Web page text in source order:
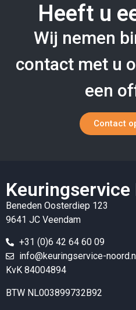
Heeft u
Wij nemen
contact met u
een
Contact
Keuringservice
Beneden Oosterdiep 123
9641 JC Veendam
+31 (0)6 42 64 60 09
info@keuringservice-noord.nl
KvK 84004894
BTW NL003899732B92